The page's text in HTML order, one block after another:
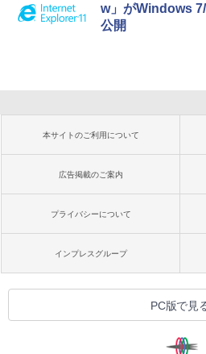
w」がWindows
公開
本サイトのご利用について
広告掲載のご案内
プライバシーについて
インプレスグループ
PC版で見